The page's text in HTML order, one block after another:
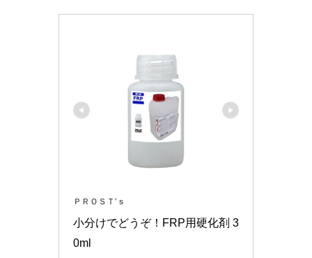
ＰＲＯＳＴ‘ｓ
小分けでどうぞ！FRP用硬化剤 3
0ml